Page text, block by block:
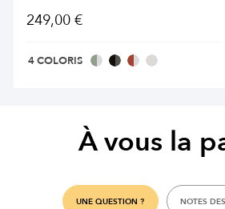
249,00 €
4 COLORIS
À vous la
UNE QUESTION ? NOTES